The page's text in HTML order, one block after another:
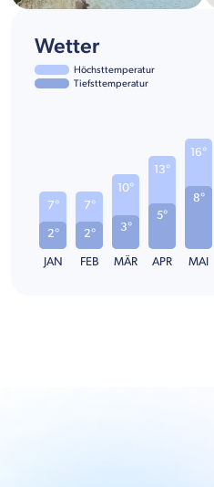
Wetter
Höchsttemperatur
Tiefsttemperatur
2°
7°
JAN
2°
7°
FEB
3°
10°
MÄR
5°
13°
APR
8°
16°
MAI